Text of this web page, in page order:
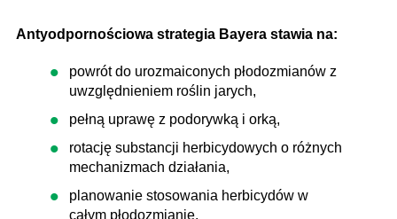
Antyodpornościowa strategia Bayera stawia na:
powrót do urozmaiconych płodozmianów z
uwzględnieniem roślin jarych,
pełną uprawę z podorywką i orką,
rotację substancji herbicydowych o różnych
mechanizmach działania,
planowanie stosowania herbicydów w
całym płodozmianie.